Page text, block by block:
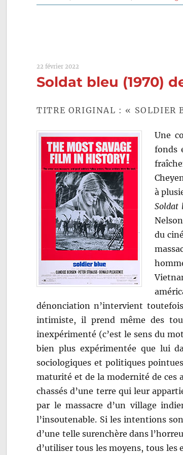
22 février 2022
Soldat bleu (1970)
TITRE ORIGINAL : « SOLDIER
Une
fonds
à
Soldat
du
dénonciation n’intervient
intimiste, il prend même des
inexpérimenté (c’est le sens du
bien plus expérimentée que lui
sociologiques et politiques
maturité et de la modernité de ces
chassés d’une terre qui leur
par le massacre d’un village
l’insoutenable. Si les intentions
d’une telle surenchère dans
d’utiliser tous les moyens, tous les